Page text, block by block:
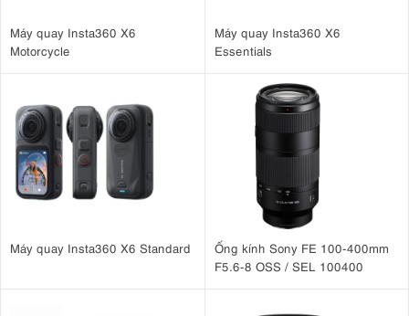
Máy quay Insta360 X6
Motorcycle
Máy quay Insta360 X6
Essentials
Máy quay Insta360 X6 Standard
Ống kính Sony FE 100-400mm
F5.6-8 OSS / SEL 100400